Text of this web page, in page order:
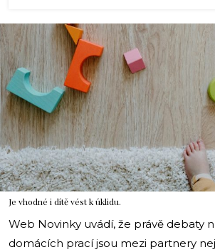
Je vhodné i dítě vést k úklidu.
Web Novinky uvádí, že právě debaty
domácích prací jsou mezi partnery